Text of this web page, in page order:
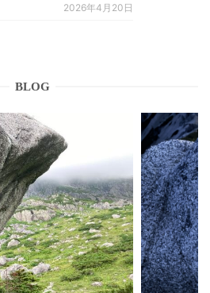
2026年4月20日
BLOG